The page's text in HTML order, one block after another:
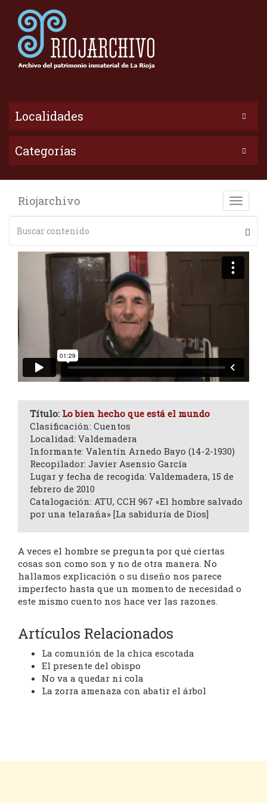
Localidades
Categorías
Toggle
Riojarchivo
Título: Lo bien hecho que está el mundo
Clasificación: Cuentos
Localidad: Valdemadera
Informante: Valentín Arnedo Bayo (14-2-1930)
Recopilador: Javier Asensio García
Lugar y fecha de recogida: Valdemadera, 15 de
febrero de 2010
Catalogación: ATU, CCH 967 «El hombre salvado
por una telaraña» [La sabiduría de Dios]
A veces el hombre se pregunta por qué ciertas
cosas son como son y no de otra manera. No
hallamos explicación o su diseño nos parece
imperfecto hasta que un momento de necesidad o
este mismo cuento nos hace ver las razones.
Artículos Relacionados
La comunión de la chica escotada
El presente del obispo
No va a quedar ni cola
La zorra amenaza con abatir el árbol